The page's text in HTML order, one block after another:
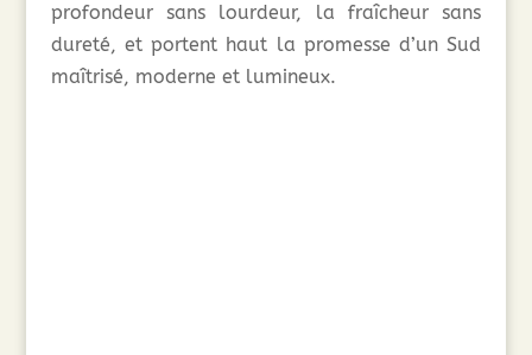
profondeur sans lourdeur, la fraîcheur sans
dureté, et portent haut la promesse d’un Sud
maîtrisé, moderne et lumineux.